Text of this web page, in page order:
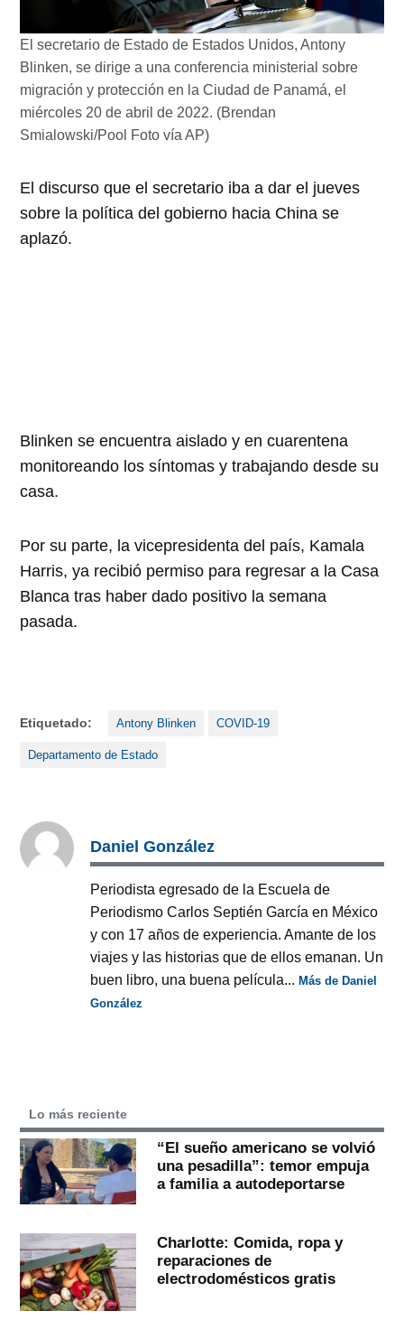
El secretario de Estado de Estados Unidos, Antony
Blinken, se dirige a una conferencia ministerial sobre
migración y protección en la Ciudad de Panamá, el
miércoles 20 de abril de 2022. (Brendan
Smialowski/Pool Foto vía AP)
El discurso que el secretario iba a dar el jueves
sobre la política del gobierno hacia China se
aplazó.
Blinken se encuentra aislado y en cuarentena
monitoreando los síntomas y trabajando desde su
casa.
Por su parte, la vicepresidenta del país, Kamala
Harris, ya recibió permiso para regresar a la Casa
Blanca tras haber dado positivo la semana
pasada.
Etiquetado: Antony Blinken COVID-19
Departamento de Estado
Daniel González
Periodista egresado de la Escuela de
Periodismo Carlos Septién García en México
y con 17 años de experiencia. Amante de los
viajes y las historias que de ellos emanan. Un
buen libro, una buena película...Más de Daniel
González
Lo más reciente
“El sueño americano se volvió
una pesadilla”: temor empuja
a familia a autodeportarse
Charlotte: Comida, ropa y
reparaciones de
electrodomésticos gratis